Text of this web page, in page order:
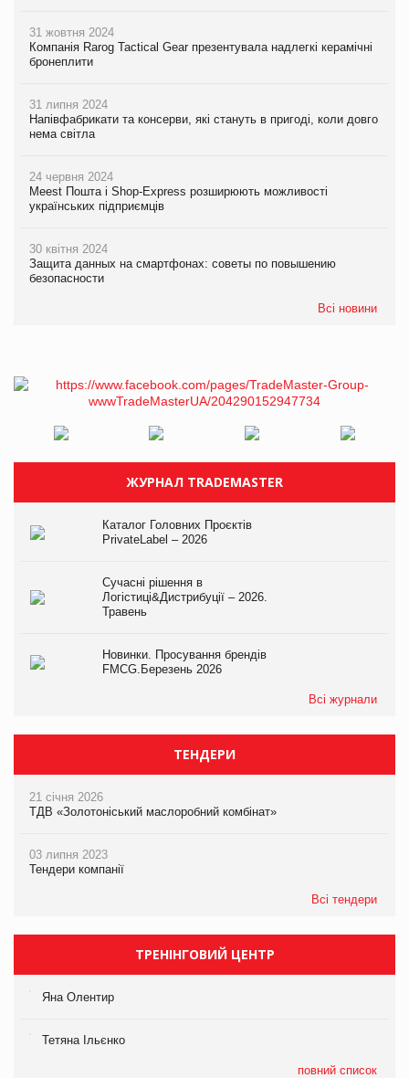
31 жовтня 2024
Компанія Rarog Tactical Gear презентувала надлегкі керамічні
бронеплити
31 липня 2024
Напівфабрикати та консерви, які стануть в пригоді, коли довго
нема світла
24 червня 2024
Meest Пошта і Shop-Express розширюють можливості
українських підприємців
30 квітня 2024
Защита данных на смартфонах: советы по повышению
безопасности
Всі новини
ЖУРНАЛ TRADEMASTER
Каталог Головних Проєктів
PrivateLabel – 2026
Сучасні рішення в
Логістиці&Дистрибуції – 2026.
Травень
Новинки. Просування брендів
FMCG.Березень 2026
Всі журнали
ТЕНДЕРИ
21 січня 2026
ТДВ «Золотоніський маслоробний комбінат»
03 липня 2023
Тендери компанії
Всі тендери
ТРЕНІНГОВИЙ ЦЕНТР
Яна Олентир
Тетяна Ільєнко
повний список